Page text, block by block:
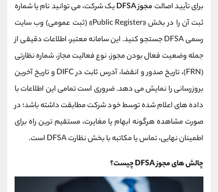
برای تأیید اصالت مجوز DFSA
یک شرکت، می ‌توانید نام یا شماره
ثبت آن را در بخش «Public Register» (ثبت عمومی) وب‌ سایت
رسمی DFSA جستجو کنید. این سامانه معتبر، اطلاعات دقیقی از
جمله وضعیت فعال بودن مجوز، نوع فعالیت مجاز، شماره نظارتی
(FRN)، تاریخ صدور و انقضا، آدرس ثابت در DIFC و تاریخ آخرین
بروزرسانی را نمایش می ‌دهد. ضروری است تمامی این اطلاعات با
داده ‌های اعلام ‌شده توسط خود شرکت مطابقت داشته باشد؛ در
صورت مشاهده هرگونه ابهام یا مغایرت، مستقیم ‌ترین راه برای
اطمینان نهایی، تماس یا مکاتبه با بخش نظارت DFSA است.
چالش های مجوز DFSA چیست؟